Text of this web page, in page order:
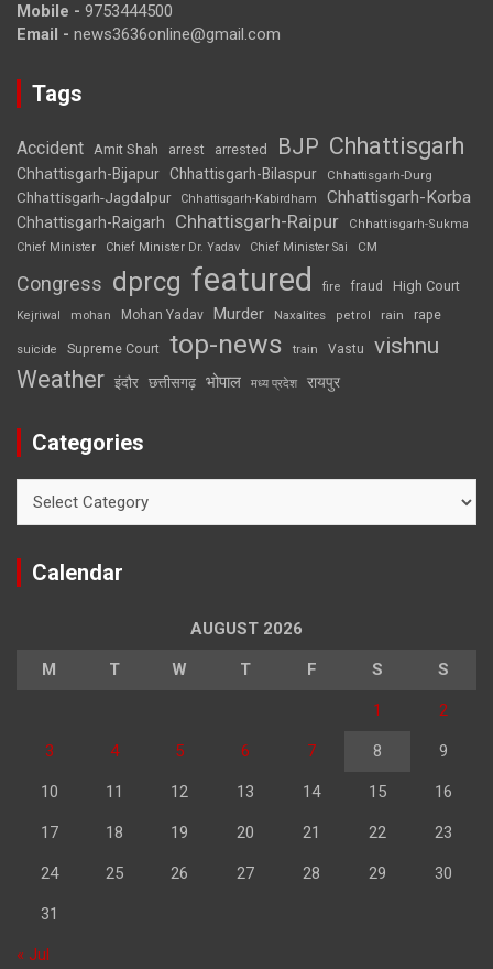
Mobile - 9753444500
Email - news3636online@gmail.com
Tags
Accident Amit Shah arrest arrested BJP Chhattisgarh
Chhattisgarh-Bijapur Chhattisgarh-Bilaspur Chhattisgarh-Durg
Chhattisgarh-Jagdalpur Chhattisgarh-Kabirdham Chhattisgarh-Korba
Chhattisgarh-Raigarh Chhattisgarh-Raipur
Chhattisgarh-Sukma
Chief Minister
Chief Minister Dr. Yadav Chief Minister Sai CM
Congress dprcg featured fire fraud High Court
Kejriwal mohan Mohan Yadav Murder Naxalites petrol rain rape
suicide Supreme Court top-news train Vastu vishnu
Weather इंदौर छत्तीसगढ़ भोपाल मध्य प्रदेश रायपुर
Categories
Calendar
AUGUST 2026
M T W T F S S
1 2
3 4 5 6 7 8 9
10 11 12 13 14 15 16
17 18 19 20 21 22 23
24 25 26 27 28 29 30
31
« Jul